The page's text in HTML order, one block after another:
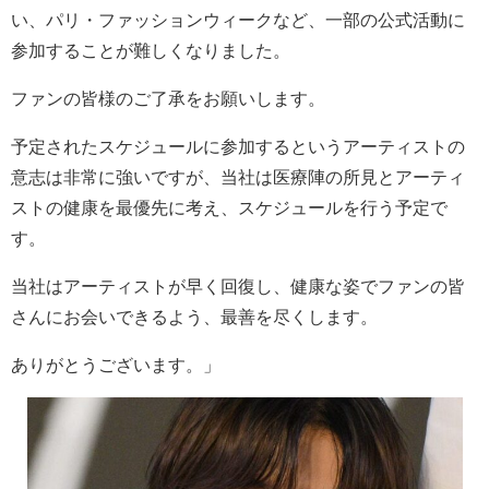
い、パリ・ファッションウィークなど、一部の公式活動に
参加することが難しくなりました。
ファンの皆様のご了承をお願いします。
予定されたスケジュールに参加するというアーティストの
意志は非常に強いですが、当社は医療陣の所見とアーティ
ストの健康を最優先に考え、スケジュールを行う予定で
す。
当社はアーティストが早く回復し、健康な姿でファンの皆
さんにお会いできるよう、最善を尽くします。
ありがとうございます。」